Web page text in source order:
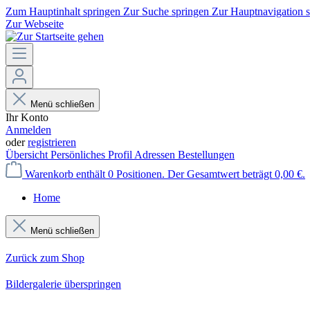
Zum Hauptinhalt springen Zur Suche springen Zur Hauptnavigation
Zur Webseite
Menü schließen
Ihr Konto
Anmelden
oderregistrieren
Übersicht Persönliches Profil Adressen Bestellungen
Warenkorb enthält 0 Positionen. Der Gesamtwert beträgt 0,00 €.
Home
Menü schließen
Zurück zum Shop
Bildergalerie überspringen